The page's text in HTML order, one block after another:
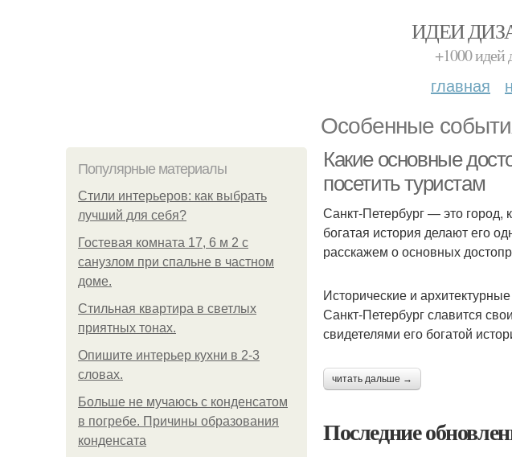
ИДЕИ
+1000 идей
главная
Особенные
Популярные материалы
Стили интерьеров: как выбрать
лучший для себя?
Гостевая комната 17, 6 м 2 с
санузлом при спальне в частном
доме.
Стильная квартира в светлых
приятных тонах.
Опишите интерьер кухни в 2-3
словах.
Больше не мучаюсь с конденсатом
в погребе. Причины образования
конденсата
Какие основные
посетить туристам
Санкт-Петербург — это город,
богатая история делают его
расскажем о основных
Исторические и
Санкт-Петербург славится
свидетелями его богатой
читать дальше →
Последние